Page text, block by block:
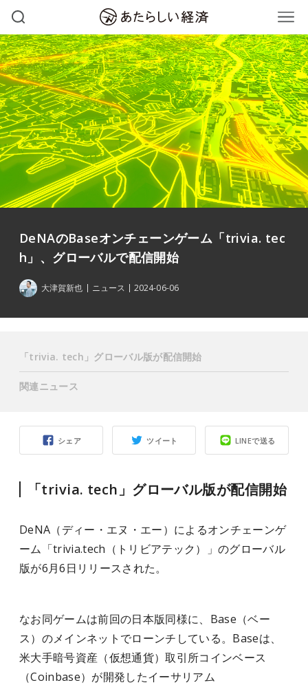
DeNAのBaseオンチェーンゲーム「trivia. tec
h」、グローバルで配信開始
大津賀新也 ニュース 2024-06-06
シェア ツイート LINEで送る
「trivia. tech」グローバル版が配信開始
DeNA（ディー・エヌ・エー）によるオンチェーンゲ
ーム「trivia.tech（トリビアテック）」のグローバル
版が6月6日リリースされた。
なお同ゲームは前回の日本版同様に、Base（ベー
ス）のメインネットでローンチしている。Baseは、
米大手暗号資産（仮想通貨）取引所コインベース
（Coinbase）が開発したイーサリアム
「trivia. tech」グローバル版が配信開始
関連ニュース